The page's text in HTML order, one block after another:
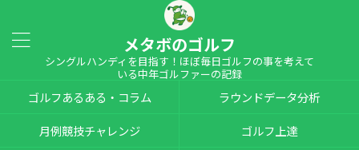
メタボのゴルフ
シングルハンディを目指す！ほぼ毎日ゴルフの事を考えて
いる中年ゴルファーの記録
ゴルフあるある・コラム
ラウンドデータ分析
月例競技チャレンジ
ゴルフ上達